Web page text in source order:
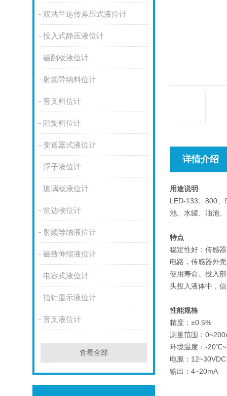
双法兰远传差压式液位计
投入式静压液位计
磁翻板液位计
射频导纳料位计
音叉料位计
阻旋料位计
变送器式液位计
浮子液位计
玻璃板液位计
雷达物位计
射频导纳液位计
磁致伸缩液位计
电容式液位计
指针显示液位计
音叉液位计
查看全部
详情介绍
用途说明
LED-133、800、
池、水罐、油池
特点
稳定性好：传感
电路，传感器外
使用寿命。投入
头投入液体中，
性能规格
精度：±0.5%
测量范围：
环境温度：-
电源：12~30VDC
输出：4~20mA